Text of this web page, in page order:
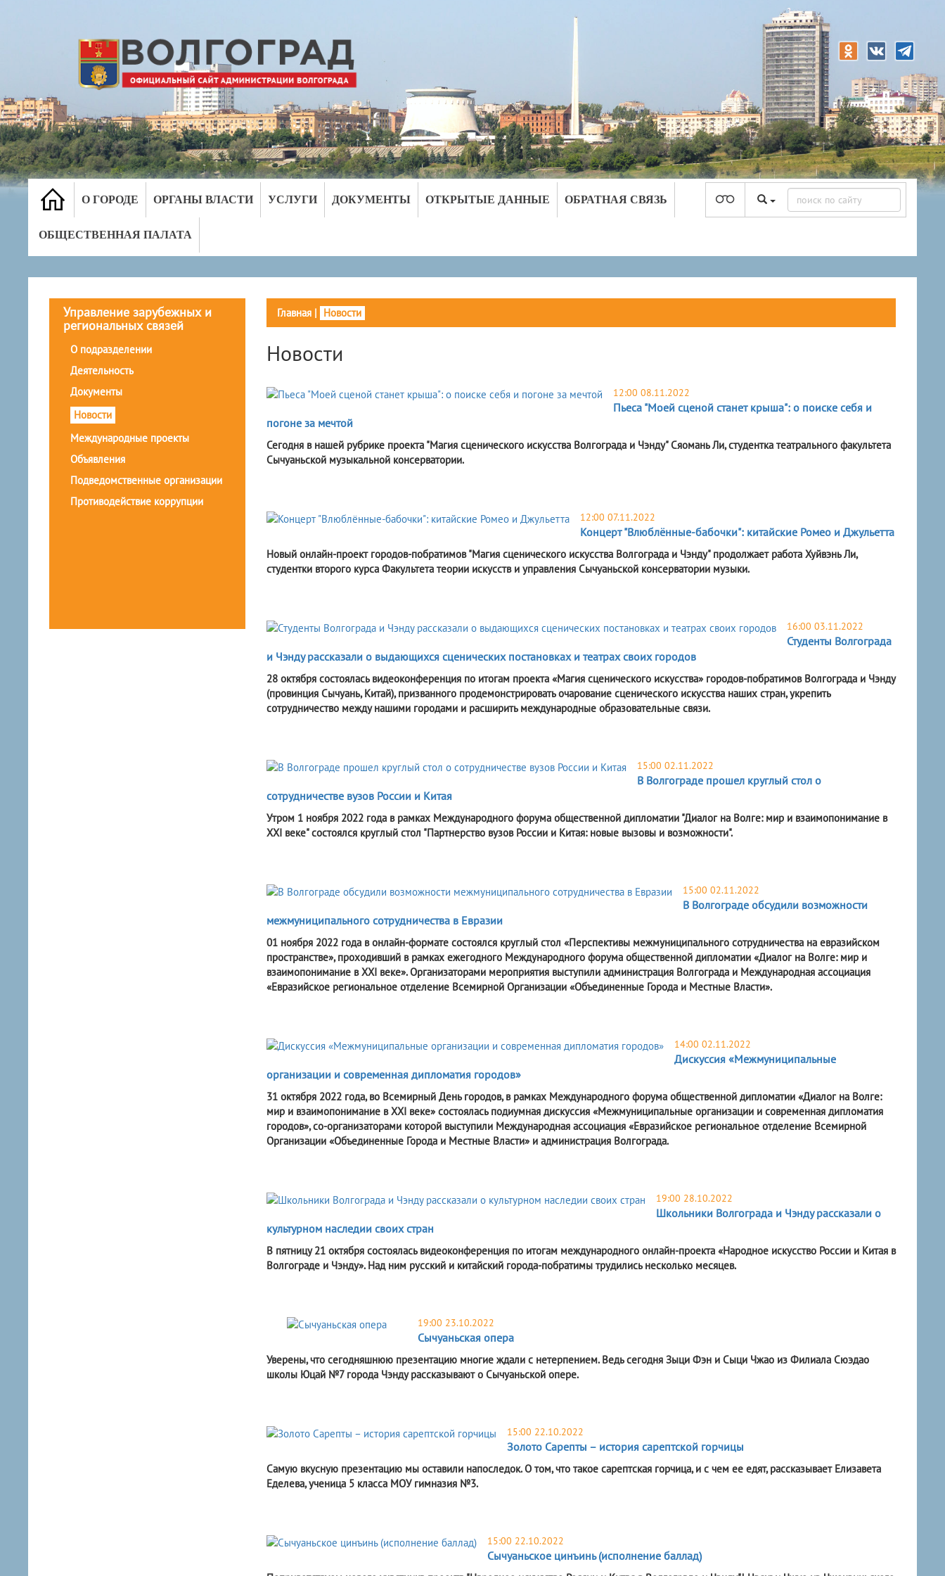
О ГОРОДЕ ОРГАНЫ ВЛАСТИ УСЛУГИ ДОКУМЕНТЫ ОТКРЫТЫЕ ДАННЫЕ ОБРАТНАЯ СВЯЗЬ
ОБЩЕСТВЕННАЯ ПАЛАТА
Управление зарубежных и
региональных связей
О подразделении
Деятельность
Документы
Новости
Международные проекты
Объявления
Подведомственные организации
Противодействие коррупции
Главная| Новости
Новости
12:00 08.11.2022
Пьеса "Моей сценой станет крыша": о поиске себя и
погоне за мечтой
Сегодня в нашей рубрике проекта "Магия сценического искусства Волгограда и Чэнду" Сяомань Ли, студентка театрального факультета
Сычуаньской музыкальной консерватории.
12:00 07.11.2022
Концерт "Влюблённые-бабочки": китайские Ромео и Джульетта
Новый онлайн-проект городов-побратимов "Магия сценического искусства Волгограда и Чэнду" продолжает работа Хуйвэнь Ли,
студентки второго курса Факультета теории искусств и управления Сычуаньской консерватории музыки.
16:00 03.11.2022
Студенты Волгограда
и Чэнду рассказали о выдающихся сценических постановках и театрах своих городов
28 октября состоялась видеоконференция по итогам проекта «Магия сценического искусства» городов-побратимов Волгограда и Чэнду
(провинция Сычуань, Китай), призванного продемонстрировать очарование сценического искусства наших стран, укрепить
сотрудничество между нашими городами и расширить международные образовательные связи.
15:00 02.11.2022
В Волгограде прошел круглый стол о
сотрудничестве вузов России и Китая
Утром 1 ноября 2022 года в рамках Международного форума общественной дипломатии "Диалог на Волге: мир и взаимопонимание в
XXI веке" состоялся круглый стол "Партнерство вузов России и Китая: новые вызовы и возможности".
15:00 02.11.2022
В Волгограде обсудили возможности
межмуниципального сотрудничества в Евразии
01 ноября 2022 года в онлайн-формате состоялся круглый стол «Перспективы межмуниципального сотрудничества на евразийском
пространстве», проходивший в рамках ежегодного Международного форума общественной дипломатии «Диалог на Волге: мир и
взаимопонимание в XXI веке». Организаторами мероприятия выступили администрация Волгограда и Международная ассоциация
«Евразийское региональное отделение Всемирной Организации «Объединенные Города и Местные Власти».
14:00 02.11.2022
Дискуссия «Межмуниципальные
организации и современная дипломатия городов»
31 октября 2022 года, во Всемирный День городов, в рамках Международного форума общественной дипломатии «Диалог на Волге:
мир и взаимопонимание в XXI веке» состоялась подиумная дискуссия «Межмуниципальные организации и современная дипломатия
городов», со-организаторами которой выступили Международная ассоциация «Евразийское региональное отделение Всемирной
Организации «Объединенные Города и Местные Власти» и администрация Волгограда.
19:00 28.10.2022
Школьники Волгограда и Чэнду рассказали о
культурном наследии своих стран
В пятницу 21 октября состоялась видеоконференция по итогам международного онлайн-проекта «Народное искусство России и Китая в
Волгограде и Чэнду». Над ним русский и китайский города-побратимы трудились несколько месяцев.
19:00 23.10.2022
Сычуаньская опера
Уверены, что сегодняшнюю презентацию многие ждали с нетерпением. Ведь сегодня Зыци Фэн и Сыци Чжао из Филиала Сюэдао
школы Юцай №7 города Чэнду рассказывают о Сычуаньской опере.
15:00 22.10.2022
Золото Сарепты – история сарептской горчицы
Самую вкусную презентацию мы оставили напоследок. О том, что такое сарептская горчица, и с чем ее едят, рассказывает Елизавета
Еделева, ученица 5 класса МОУ гимназия №3.
15:00 22.10.2022
Сычуаньское цинъинь (исполнение баллад)